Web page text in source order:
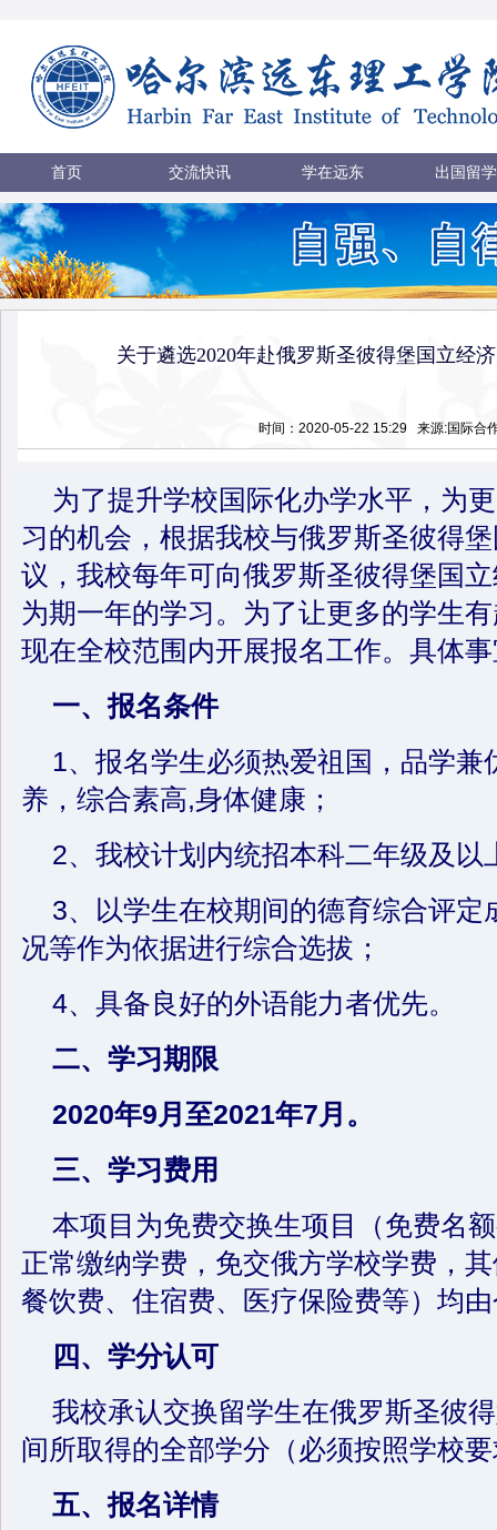
首页 交流快讯 学在远东 出国留学
关于遴选2020年赴俄罗斯圣彼得堡国立经
时间：2020-05-22 15:29 来源:国际合
为了提升学校国际化办学水平，为
习的机会，根据我校与俄罗斯圣彼得
议，我校每年可向俄罗斯圣彼得堡国
为期一年的学习。为了让更多的学生
现在全校范围内开展报名工作。具体
一、报名条件
1、报名学生必须热爱祖国，品学兼
养，综合素高,身体健康；
2、我校计划内统招本科二年级及以
3、以学生在校期间的德育综合评定
况等作为依据进行综合选拔；
4、具备良好的外语能力者优先。
二、学习期限
2020年9月至2021年7月。
三、学习费用
本项目为免费交换生项目（免费名
正常缴纳学费，免交俄方学校学费，
餐饮费、住宿费、医疗保险费等）均
四、学分认可
我校承认交换留学生在俄罗斯圣彼
间所取得的全部学分（必须按照学校
五、报名详情